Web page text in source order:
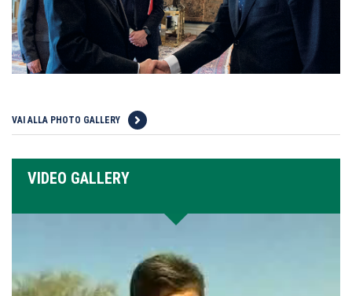
VAI ALLA PHOTO GALLERY
VIDEO GALLERY